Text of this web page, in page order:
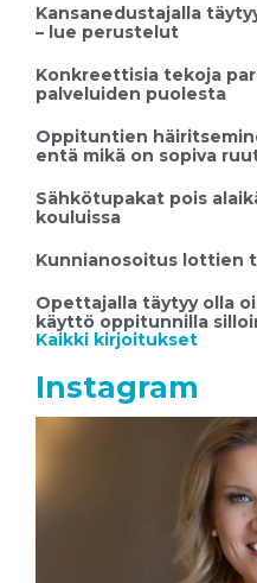
Kansanedustajalla
– lue perustelut
Konkreettisia tekoja
palveluiden puolesta
Oppituntien
entä mikä on sopiva
Sähkötupakat pois
kouluissa
Kunnianosoitus lottien
Opettajalla täytyy olla
käyttö oppitunnilla
Kaikki kirjoitukset
Instagram